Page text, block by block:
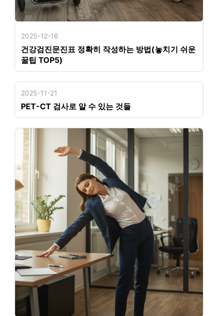
2025-12-16
건강검진문진표 정확히 작성하는 방법(놓치기 쉬운
꿀팁 TOP5)
2025-11-21
PET-CT 검사로 알 수 있는 것들